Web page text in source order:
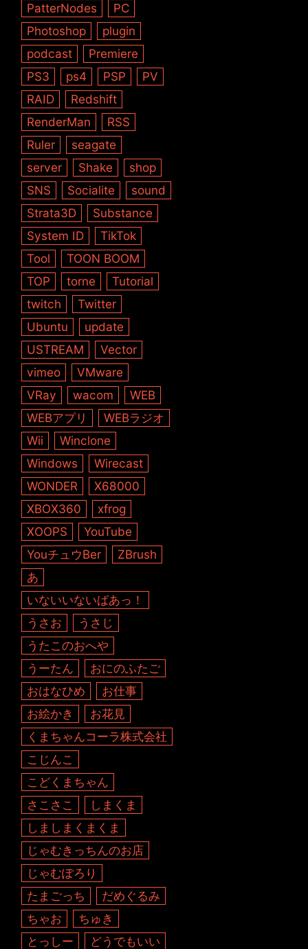
PatterNodes
PC
Photoshop
plugin
podcast
Premiere
PS3
ps4 PSP
PV
RAID
Redshift
RenderMan
RSS
Ruler
seagate
server
Shake
shop
SNS
Socialite
sound
Strata3D
Substance
System ID
TikTok
Tool
TOON BOOM
TOP
torne
Tutorial
twitch
Twitter
Ubuntu
update
USTREAM
Vector
vimeo
VMware
VRay
wacom
WEB
WEBアプリ
WEBラジオ
Wii
Winclone
Windows
Wirecast
WONDER
X68000
XBOX360
xfrog
XOOPS
YouTube
YouチュウBer
ZBrush
あ
いないいないばあっ！
うさお
うさじ
うたこのおへや
うーたん
おにのふたご
おはなひめ
お仕事
お絵かき
お花見
くまちゃんコーラ株式会社
こじんこ
こどくまちゃん
さこさこ
しまくま
しましまくまくま
じゃむきっちんのお店
じゃむぽろり
たまごっち
だめぐるみ
ちゃお
ちゅき
とっしー
どうでもいい